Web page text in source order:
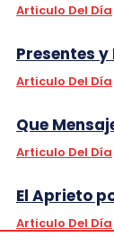
Articulo Del Día
Presentes
Articulo Del Día
Que
Articulo Del Día
El Aprieto
Articulo Del Día